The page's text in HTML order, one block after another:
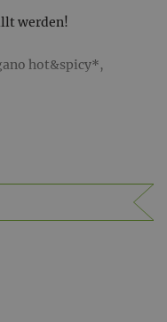
werden!
hot&spicy*,